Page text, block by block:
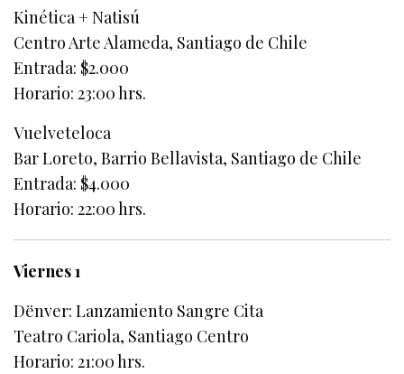
Kinética + Natisú
Centro Arte Alameda, Santiago de Chile
Entrada: $2.000
Horario: 23:00 hrs.
Vuelveteloca
Bar Loreto, Barrio Bellavista, Santiago de Chile
Entrada: $4.000
Horario: 22:00 hrs.
Viernes 1
Dënver: Lanzamiento Sangre Cita
Teatro Cariola, Santiago Centro
Horario: 21:00 hrs.